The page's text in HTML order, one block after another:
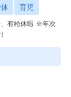
育児
、有給休暇 ※年次